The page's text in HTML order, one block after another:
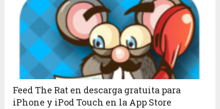
Feed The Rat en descarga gratuita para
iPhone y iPod Touch en la App Store